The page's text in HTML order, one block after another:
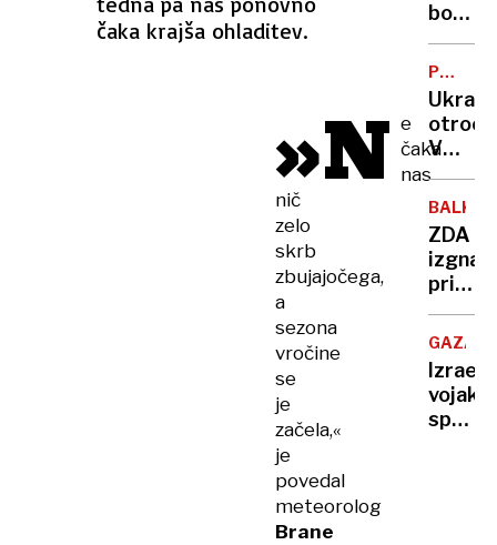
čaka krajša ohladitev.
»N e
čaka
nas
nič
zelo
skrb
zbujajočega,
a
sezona
vročine
se
je
začela,«
je
povedal
meteorolog
Brane
rešitvi
dveh
držav
bodo
župan
meni,
da
to ni
otroci:
V
Novem
mestu
rodila
tri
vsi
naj
bi
umrli
takoj
po
BALKAN
ZDA
na
tudi
na
GAZA
vojaki
spet